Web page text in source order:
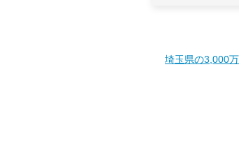
埼玉県の3,000